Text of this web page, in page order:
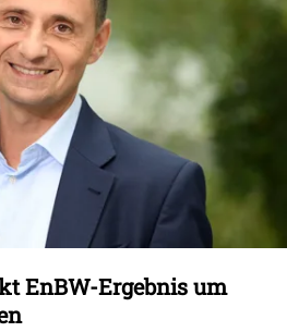
EnBW-Ergebnis um